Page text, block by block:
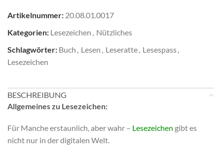
Artikelnummer: 20.08.01.0017
Kategorien: Lesezeichen , Nützliches
Schlagwörter: Buch , Lesen , Leseratte, Lesespass,
Lesezeichen
BESCHREIBUNG
Allgemeines zu Lesezeichen:
Für Manche erstaunlich, aber wahr – Lesezeichen gibt es
nicht nur in der digitalen Welt.